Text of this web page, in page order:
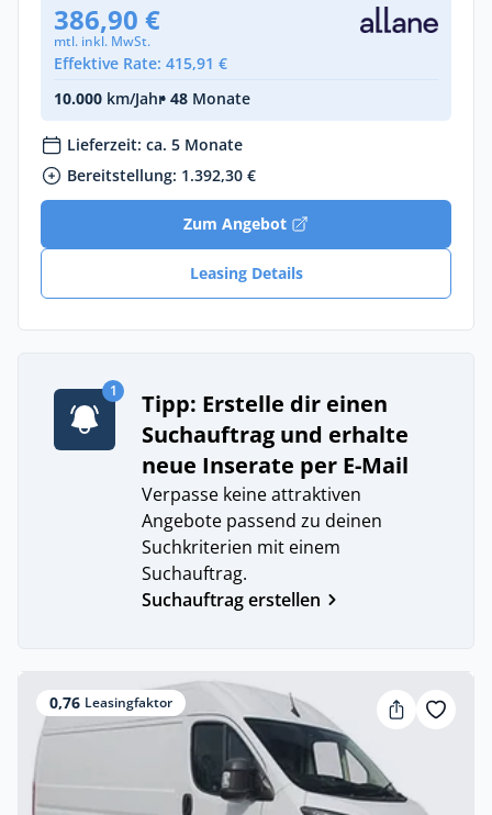
386,90 €
mtl. inkl. MwSt.
Effektive Rate: 415,91 €
10.000 km/Jahr• 48 Monate
Lieferzeit: ca. 5 Monate
Bereitstellung: 1.392,30 €
Zum Angebot
Leasing Details
1
Tipp: Erstelle dir einen
Suchauftrag und erhalte
neue Inserate per E-Mail
Verpasse keine attraktiven
Angebote passend zu deinen
Suchkriterien mit einem
Suchauftrag.
Suchauftrag erstellen
0,76 Leasingfaktor